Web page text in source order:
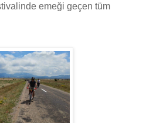
emeği geçen tüm